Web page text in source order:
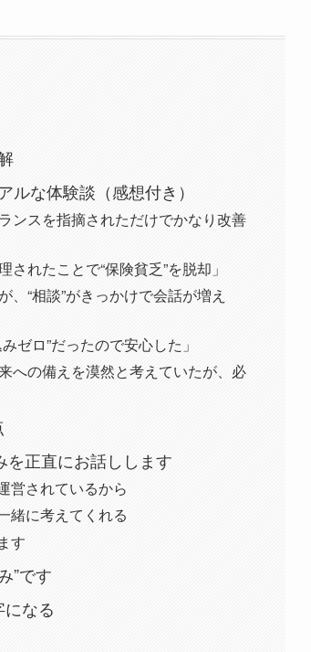
な体験談（感想付き）
ンスを指摘されただけでかなり改善
れたことで“保険貧乏”を脱却」
“相談”がきっかけで会話が増え
ゼロ”だったので安心した」
への備えを漠然と考えていたが、必
を正直にお話しします
営されているから
緒に考えてくれる
す
”です
になる